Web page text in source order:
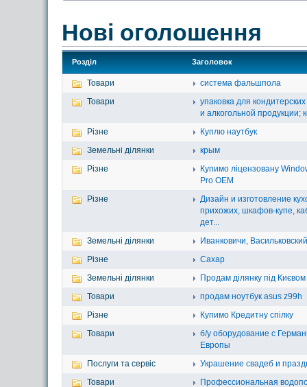
Нові оголошення
Розділ Заголовок
Товари
система фальшпола
Товари
упаковка для
и алкогольной продукции;
Різне
Куплю наутбук
Земельні ділянки
крым
Різне
Купимо ліцензовану
Pro OEM
Різне
Дизайн и изготовление
прихожих, шкафов-купе,
дет...
Земельні ділянки
Иванковичи,
Різне
Сахар
Земельні ділянки
Продам ділянку під Києвом
Товари
продам ноутбук asus z99h
Різне
Купимо Кредитну спілку
Товари
б/у оборудование с
Европы
Послуги та сервіс
Украшение свадеб и
Товари
Профессиональная